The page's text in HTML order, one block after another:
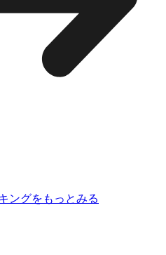
ングをもっとみる